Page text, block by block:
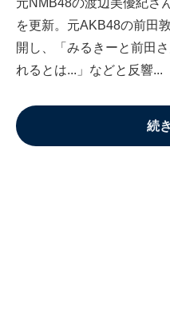
元NMB48の渡辺美優紀さ
を更新。元AKB48の前田
開し、「みるきーと前田
れるとは...」などと反響...
続